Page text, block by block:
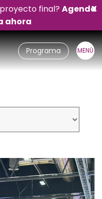
X
final? Agenda
ahora
Programa